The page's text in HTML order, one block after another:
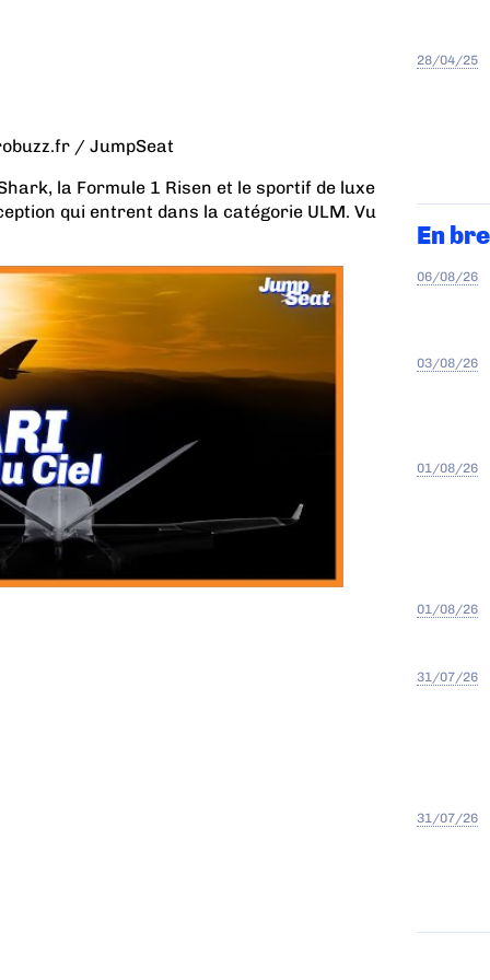
/ JumpSeat
la Formule 1 Risen et le sportif de luxe
qui entrent dans la catégorie ULM. Vu
28/04/25
En
06/08/26
03/08/26
01/08/26
01/08/26
31/07/26
31/07/26